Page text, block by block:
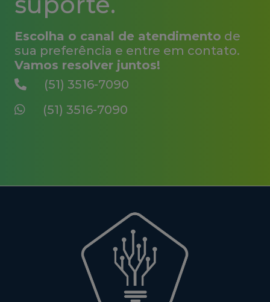
Escolha o canal de atendimento
sua preferência e entre em contato.
Vamos resolver juntos!
(51) 3516-7090
(51) 3516-7090